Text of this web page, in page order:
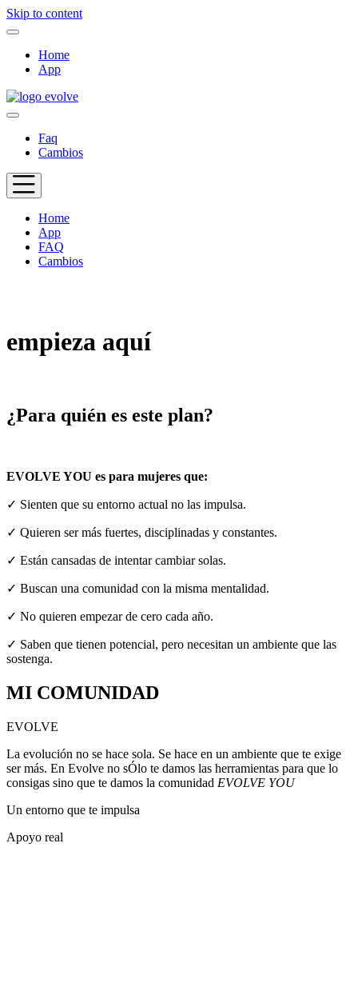
Skip to content
Home
App
Faq
Cambios
Home
App
FAQ
Cambios
empieza aquí
¿Para quién es este plan?
EVOLVE YOU es para mujeres que:
✓ Sienten que su entorno actual no las impulsa.
✓ Quieren ser más fuertes, disciplinadas y constantes.
✓ Están cansadas de intentar cambiar solas.
✓ Buscan una comunidad con la misma mentalidad.
✓ No quieren empezar de cero cada año.
✓ Saben que tienen potencial, pero necesitan un ambiente que las
sostenga.
MI COMUNIDAD
EVOLVE
La evolución no se hace sola. Se hace en un ambiente que te exige
ser más. En Evolve no sÓlo te damos las herramientas para que lo
consigas sino que te damos la comunidad EVOLVE YOU
Un entorno que te impulsa
Apoyo real